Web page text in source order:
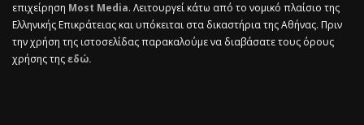
επιχείρηση Most Media. Λειτουργεί κάτω από το νομικό πλαίσιο της
Ελληνικής Επικράτειας και υπόκειται στα δικαστήρια της Αθήνας. Πριν
την χρήση της ιστοσελίδας παρακαλούμε να διαβάσατε τους όρους
χρήσης τηςεδώ.